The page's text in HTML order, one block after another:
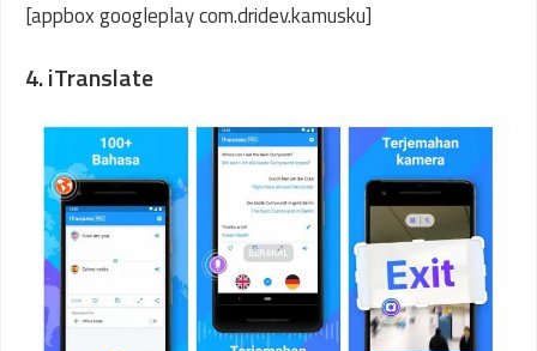
[appbox googleplay com.dridev.kamusku]
4. iTranslate